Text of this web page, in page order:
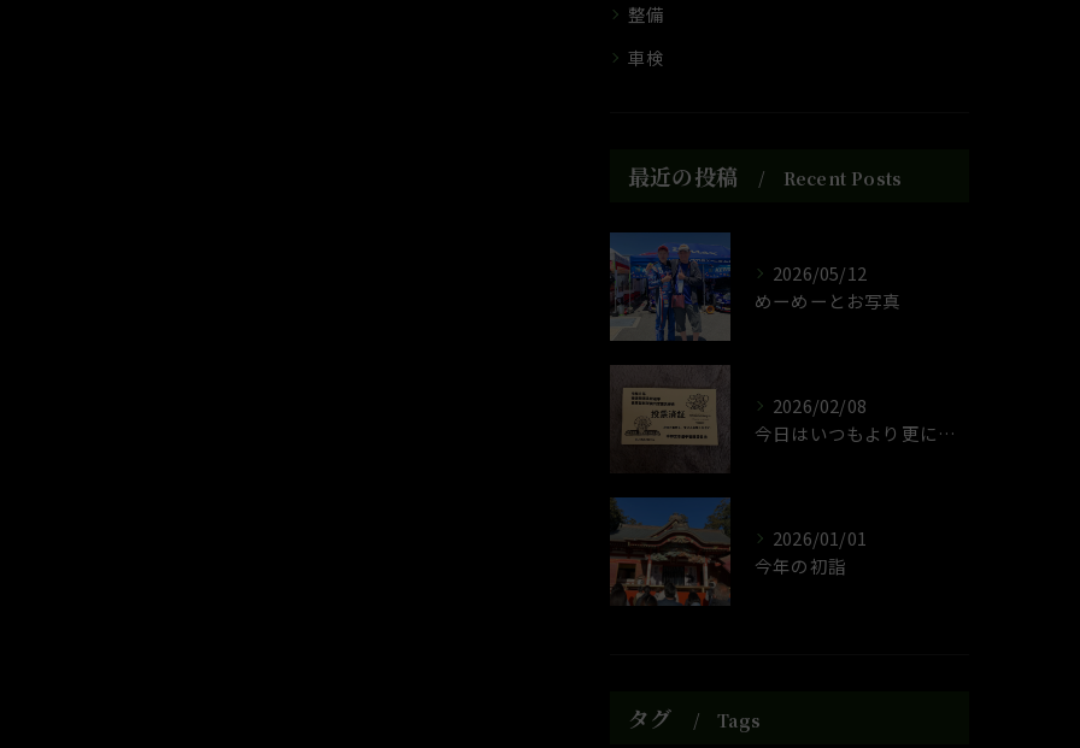
整備
車検
最近の投稿 Recent Posts
2026/05/12
めーめーとお写真
2026/02/08
今日はいつもより更に政治的なことが動きそうな選挙です
2026/01/01
今年の初詣
タグ Tags